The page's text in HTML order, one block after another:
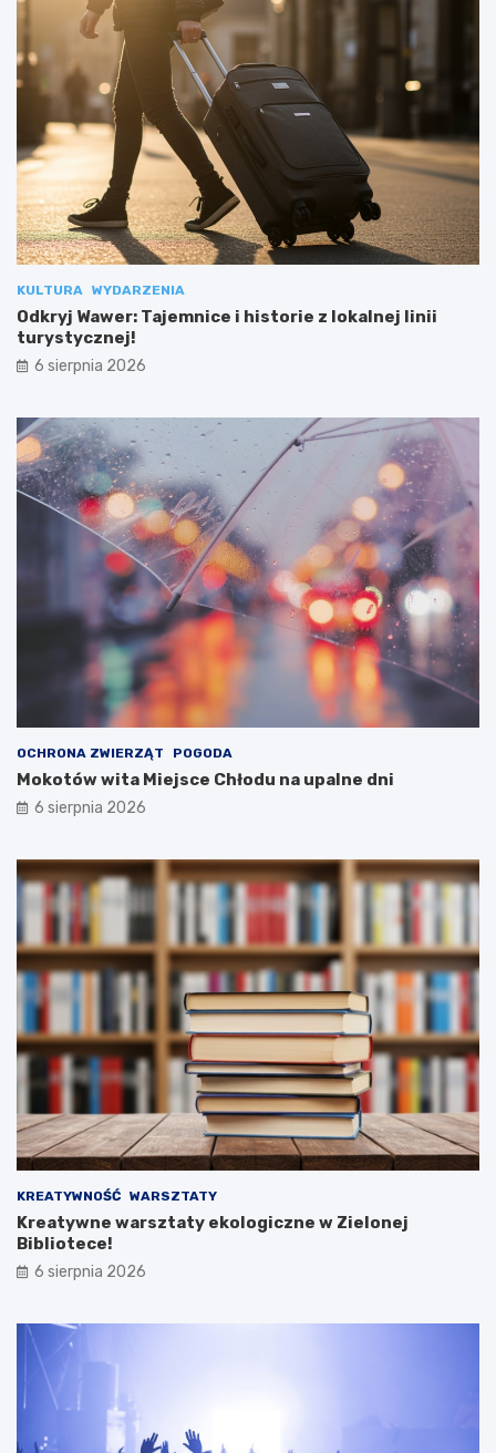
KULTURA WYDARZENIA
Odkryj Wawer: Tajemnice i historie z lokalnej linii
turystycznej!
6 sierpnia 2026
OCHRONA ZWIERZĄT POGODA
Mokotów wita Miejsce Chłodu na upalne dni
6 sierpnia 2026
KREATYWNOŚĆ WARSZTATY
Kreatywne warsztaty ekologiczne w Zielonej
Bibliotece!
6 sierpnia 2026